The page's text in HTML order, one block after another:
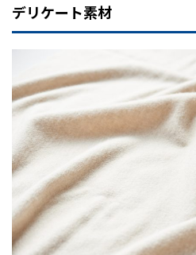
デリケート素材